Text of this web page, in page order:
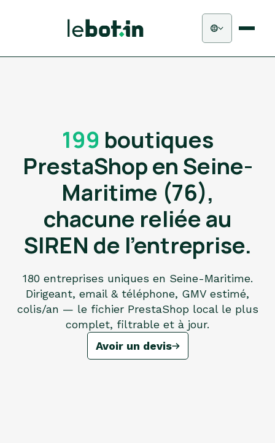
199 boutiques
PrestaShop en Seine-
Maritime (76),
chacune reliée au
SIREN de l'entreprise.
180 entreprises uniques en Seine-Maritime.
Dirigeant, email & téléphone, GMV estimé,
colis/an — le fichier PrestaShop local le plus
complet, filtrable et à jour.
Avoir un devis